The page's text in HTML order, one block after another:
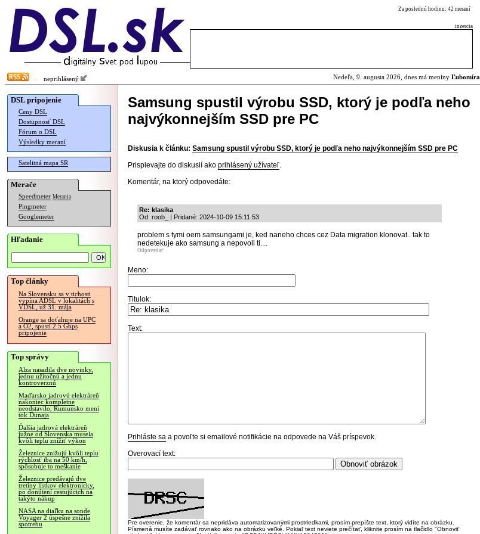
Za poslednú hodinu: 42 meraní
inzercia
neprihlásený Nedeľa, 9. augusta 2026, dnes má meniny Ľubomíra
DSL pripojenie
Ceny DSL
Dostupnosť DSL
Fórum o DSL
Výsledky meraní
Satelitná mapa SR
Merače
Speedmeter Merania
Pingmeter
Googlemeter
Hľadanie
Top články
Na Slovensku sa v tichosti
vypína ADSL v lokalitách s
VDSL, už 31. mája
Orange sa doťahuje na UPC
a O2, spustí 2.5 Gbps
pripojenie
Top správy
Alza nasadila dve novinky,
jednu užitočnú a jednu
kontroverznú
Maďarsko jadrovú elektráreň
nakoniec kompletne
neodstavilo, Rumunsko mení
tok Dunaja
Ďalšia jadrová elektráreň
južne od Slovenska musela
kvôli teplu znížiť výkon
Železnice znižujú kvôli teplu
rýchlosť iba na 50 km/h,
spôsobuje to meškanie
Železnice predávajú dve
tretiny lístkov elektronicky,
po donútení cestujúcich na
takýto nákup
NASA na diaľku na sonde
Voyager 2 úspešne znížila
spotrebu
Samsung spustil výrobu SSD, ktorý je podľa neho
najvýkonnejším SSD pre PC
Diskusia k článku: Samsung spustil výrobu SSD, ktorý je podľa neho najvýkonnejším SSD pre PC
Prispievajte do diskusií ako prihlásený užívateľ.
Komentár, na ktorý odpovedáte:
Re: klasika
Od: roob_ | Pridané: 2024-10-09 15:11:53
problem s tymi oem samsungami je, ked naneho chces cez Data migration klonovat.. tak to
nedetekuje ako samsung a nepovoli ti....
Odpovedať
Meno:
Titulok:
Text:
Prihláste sa a povoľte si emailové notifikácie na odpovede na Váš príspevok.
Overovací text:
Pre overenie, že komentár sa nepridáva automatizovanými prostriedkami, prosím prepíšte text, ktorý vidíte na obrázku.
Písmená musíte zadávať rovnako ako na obrázku veľké. Pokiaľ text neviete prečítať, kliknite prosím na tlačidlo "Obnoviť